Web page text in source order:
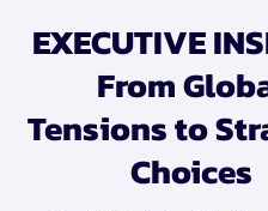
EXECUTIVE
From
Tensions to
Choices